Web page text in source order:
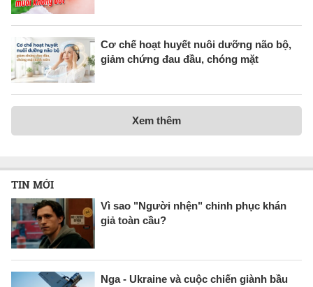
Cơ chế hoạt huyết nuôi dưỡng não bộ,
giảm chứng đau đầu, chóng mặt
Xem thêm
TIN MỚI
Vì sao "Người nhện" chinh phục khán
giả toàn cầu?
Nga - Ukraine và cuộc chiến giành bầu